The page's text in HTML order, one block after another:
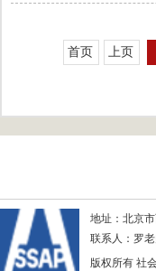
首页 上页
地址：北京
联系人：罗老
版权所有 社